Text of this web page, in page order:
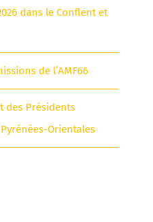
dans le Conflent et
de l’AMF66
des Présidents
Orientales